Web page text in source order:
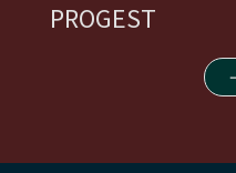
PROGEST